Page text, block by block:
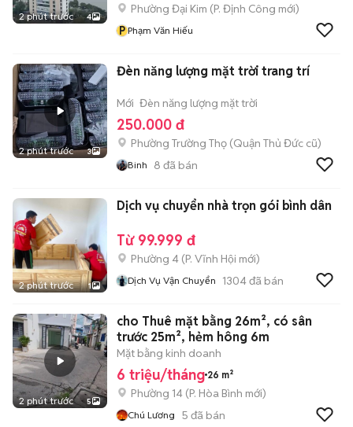
2 phút trước 4
Phường Đại Kim (P. Định Công mới)
P Phạm Văn Hiếu
2 phút trước 3
Đèn năng lượng mặt trời trang trí
Mới Đèn năng lượng mặt trời
250.000 đ
Phường Trường Thọ (Quận Thủ Đức cũ)
Binh 8 đã bán
2 phút trước 1
Dịch vụ chuyển nhà trọn gói bình dân
Từ 99.999 đ
Phường 4 (P. Vĩnh Hội mới)
Dịch Vụ Vận Chuyển 1304đã bán
2 phút trước 5
cho Thuê mặt bằng 26m², có sân
trước 25m², hẻm hông 6m
Mặt bằng kinh doanh
6 triệu/tháng 26 m²
Phường 14 (P. Hòa Bình mới)
Chú Lương 5 đã bán